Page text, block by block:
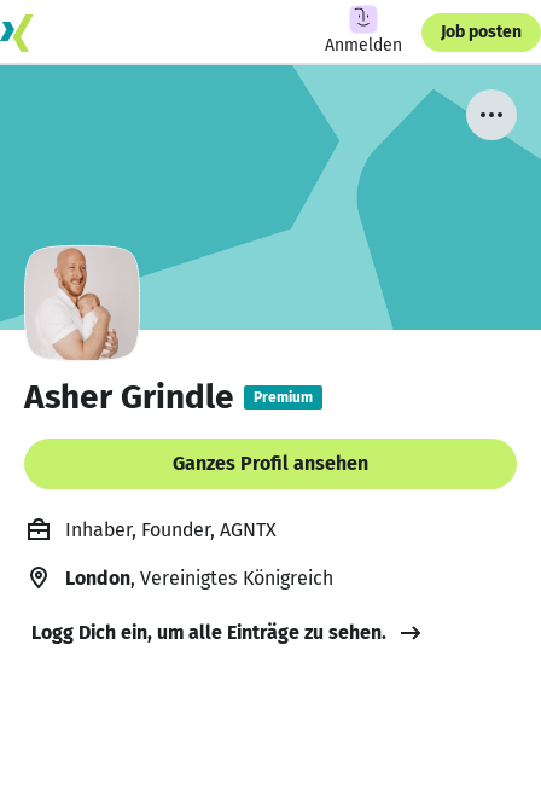
Anmelden
Job posten
Asher Grindle Premium
Ganzes Profil ansehen
Inhaber, Founder, AGNTX
London, Vereinigtes Königreich
Logg Dich ein, um alle Einträge zu sehen.